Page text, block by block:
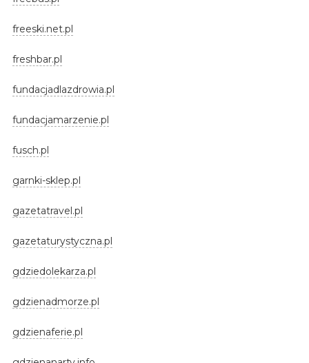
freeski.net.pl
freshbar.pl
fundacjadlazdrowia.pl
fundacjamarzenie.pl
fusch.pl
garnki-sklep.pl
gazetatravel.pl
gazetaturystyczna.pl
gdziedolekarza.pl
gdzienadmorze.pl
gdzienaferie.pl